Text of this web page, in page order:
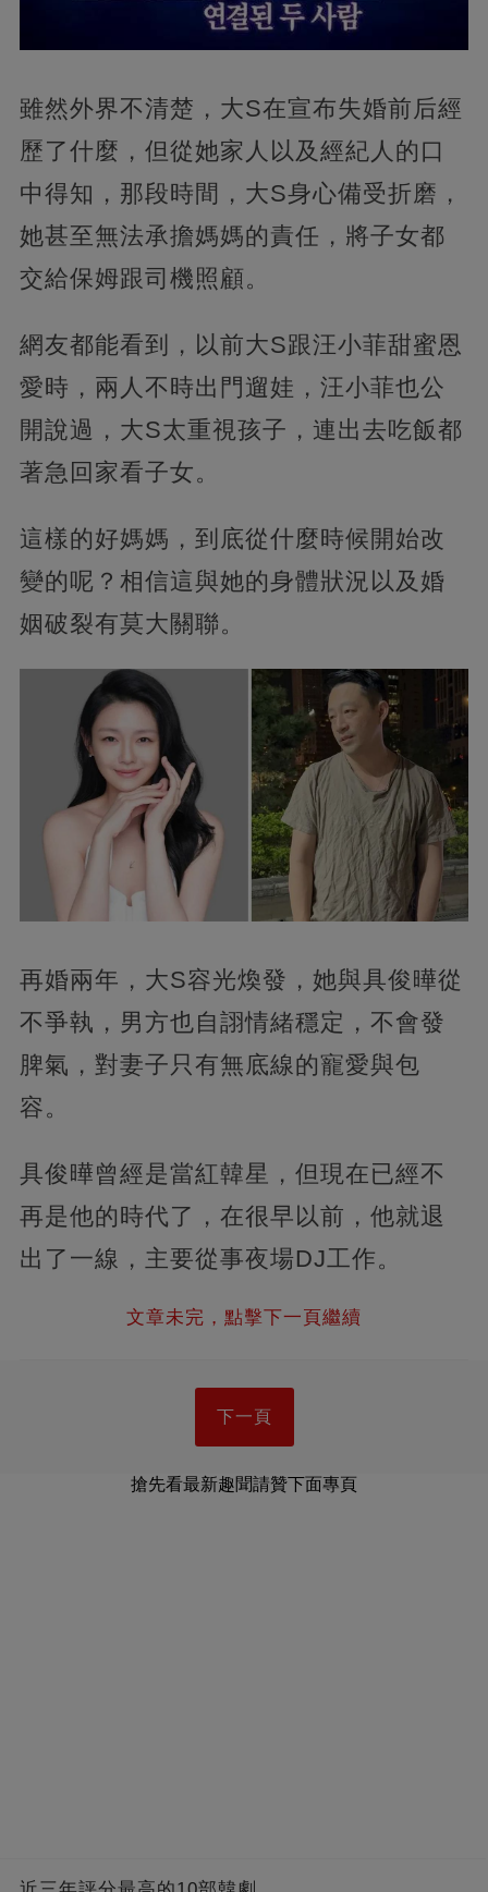
雖然外界不清楚，大S在宣布失婚前后經
歷了什麼，但從她家人以及經紀人的口
中得知，那段時間，大S身心備受折磨，
她甚至無法承擔媽媽的責任，將子女都
交給保姆跟司機照顧。
網友都能看到，以前大S跟汪小菲甜蜜恩
愛時，兩人不時出門遛娃，汪小菲也公
開說過，大S太重視孩子，連出去吃飯都
著急回家看子女。
這樣的好媽媽，到底從什麼時候開始改
變的呢？相信這與她的身體狀況以及婚
姻破裂有莫大關聯。
再婚兩年，大S容光煥發，她與具俊曄從
不爭執，男方也自詡情緒穩定，不會發
脾氣，對妻子只有無底線的寵愛與包
容。
具俊曄曾經是當紅韓星，但現在已經不
再是他的時代了，在很早以前，他就退
出了一線，主要從事夜場DJ工作。
文章未完，點擊下一頁繼續
下一頁
搶先看最新趣聞請贊下面專頁